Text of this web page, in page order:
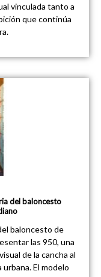
vinculada tanto a
que continúa
del baloncesto
baloncesto de
las 950, una
de la cancha al
El modelo